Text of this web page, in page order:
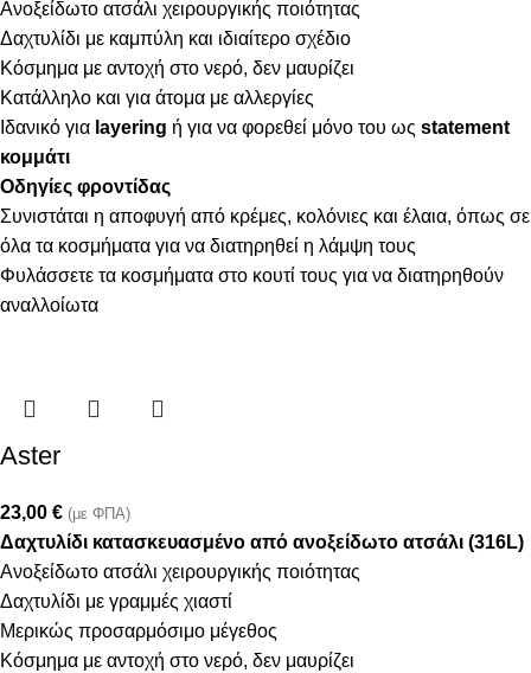
Ανοξείδωτο ατσάλι χειρουργικής ποιότητας
Δαχτυλίδι με καμπύλη και ιδιαίτερο σχέδιο
Κόσμημα με αντοχή στο νερό, δεν μαυρίζει
Κατάλληλο και για άτομα με αλλεργίες
Ιδανικό για layering ή για να φορεθεί μόνο του ως statement
κομμάτι
Οδηγίες φροντίδας
Συνιστάται η αποφυγή από κρέμες, κολόνιες και έλαια, όπως σε
όλα τα κοσμήματα για να διατηρηθεί η λάμψη τους
Φυλάσσετε τα κοσμήματα στο κουτί τους για να διατηρηθούν
αναλλοίωτα
Aster
23,00 € (με ΦΠΑ)
Δαχτυλίδι κατασκευασμένο από ανοξείδωτο ατσάλι (316L)
Ανοξείδωτο ατσάλι χειρουργικής ποιότητας
Δαχτυλίδι με γραμμές χιαστί
Μερικώς προσαρμόσιμο μέγεθος
Κόσμημα με αντοχή στο νερό, δεν μαυρίζει